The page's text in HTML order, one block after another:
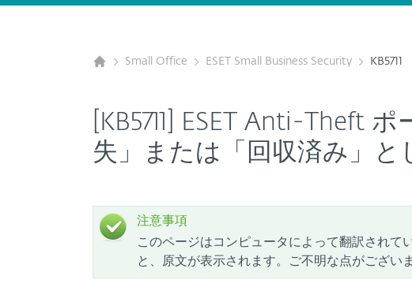
Small Office ESET Small Business Security KB5711
[KB5711] ESET Anti-Theft
失」または「回収済み」と
注意事項
このページはコンピュータによって翻訳されて
と、原文が表示されます。ご不明な点がござい